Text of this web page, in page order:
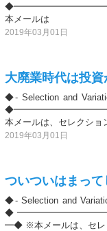
本メールは
2019年03月01日
大廃業時代は投
◆- Selection and
本メールは、セレクショ
2019年03月01日
ついついはまって
◆- Selection and
━◆ ※本メールは、セレ